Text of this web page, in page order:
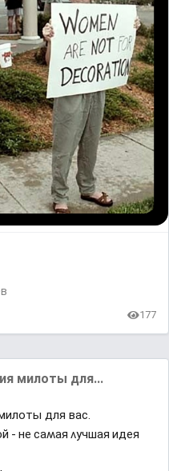
177
милоты для...
для вас.
- не саʍая ʌyчшая идея